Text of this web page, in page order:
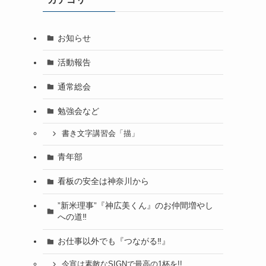
お知らせ
活動報告
通常総会
勉強会など
書き文字講習会「描」
青年部
看板の安全は神奈川から
”新米理事”『神広美くん』のお仲間増やし
への道‼
お仕事以外でも『つながる‼』